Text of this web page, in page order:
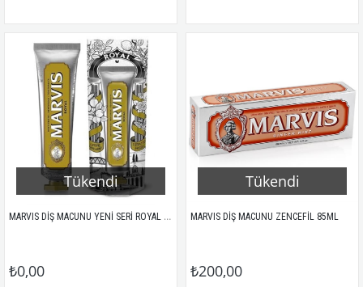
Tükendi
MARVIS DİŞ MACUNU YENİ SERİ ROYAL (LİMON) 75ML
₺0,00
Tükendi
MARVIS DİŞ MACUNU ZENCEFİL 85ML
₺200,00